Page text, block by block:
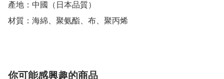
產地：中國（日本品質）
材質：海綿、聚氨酯、布、聚丙烯
你可能感興趣的商品